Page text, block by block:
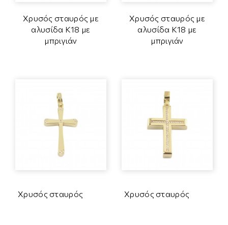
Χρυσός σταυρός με
αλυσίδα Κ18 με
μπριγιάν
Χρυσός σταυρός με
αλυσίδα Κ18 με
μπριγιάν
Χρυσός σταυρός Χρυσός σταυρός